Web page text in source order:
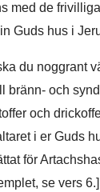
med de
Guds hus i
du noggrant
bränn- och
och
i er Guds
för
se vers 6.]